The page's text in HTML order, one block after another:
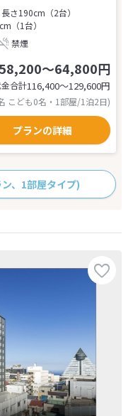
さ190cm（2台）
（1台）
禁煙
58,200～64,800円
合計116,400〜129,600円
こども0名・1部屋/1泊2日)
プランの詳細
、1部屋タイプ)